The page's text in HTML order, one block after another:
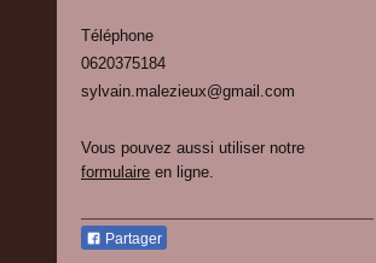
Téléphone
0620375184
sylvain.malezieux@gmail.com
Vous pouvez aussi utiliser notre
formulaire en ligne.
Partager